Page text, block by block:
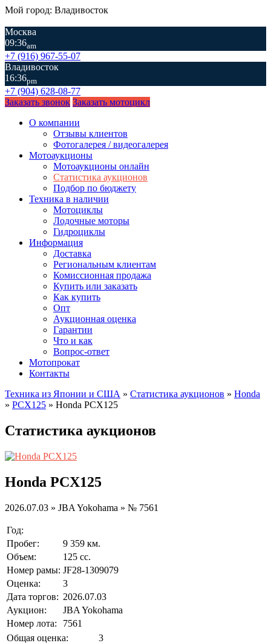
Мой город: Владивосток
Москва
09:36am
+7 (916) 967-55-07
Владивосток
16:36pm
+7 (904) 628-08-77
Заказать звонок Заказать мотоцикл
О компании
Отзывы клиентов
Фотогалерея / видеогалерея
Мотоаукционы
Мотоаукционы онлайн
Статистика аукционов
Подбор по бюджету
Техника в наличии
Мотоциклы
Лодочные моторы
Гидроциклы
Информация
Доставка
Региональным клиентам
Комиссионная продажа
Купить или заказать
Как купить
Опт
Аукционная оценка
Гарантии
Что и как
Вопрос-ответ
Мотопрокат
Контакты
Техника из Японии и США » Статистика аукционов » Honda
» PCX125 » Honda PCX125
Статистика аукционов
Honda PCX125
2026.07.03 » JBA Yokohama » № 7561
Год:
Пробег:
9 359 км.
Объем:
125 сс.
Номер рамы: JF28-1309079
Оценка:
3
Дата торгов: 2026.07.03
Аукцион:
JBA Yokohama
Номер лота:
7561
Общая оценка:
3